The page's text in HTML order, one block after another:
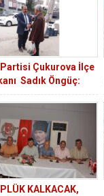
Çukurova İlçe
Sadık Öngüç:
kalbinde
yanındayız”
KALKACAK,